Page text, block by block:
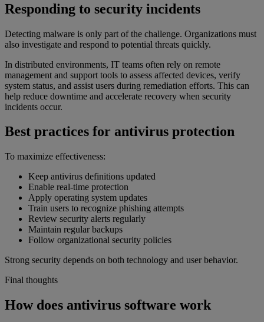
Responding to security incidents
Detecting malware is only part of the challenge. Organizations must
also investigate and respond to potential threats quickly.
In distributed environments, IT teams often rely on remote
management and support tools to assess affected devices, verify
system status, and assist users during remediation efforts. This can
help reduce downtime and accelerate recovery when security
incidents occur.
Best practices for antivirus protection
To maximize effectiveness:
Keep antivirus definitions updated
Enable real-time protection
Apply operating system updates
Train users to recognize phishing attempts
Review security alerts regularly
Maintain regular backups
Follow organizational security policies
Strong security depends on both technology and user behavior.
Final thoughts
How does antivirus software work